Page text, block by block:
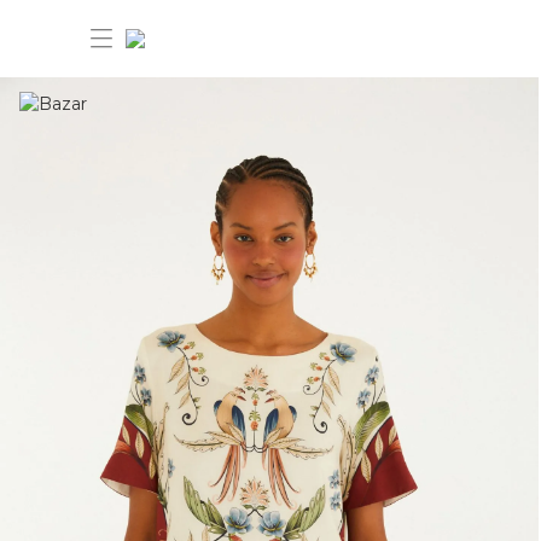
30% OFF ANIVERSÁRIO FARM
Novidades
Ver tudo
Roupas
Roupas
Bazar
FARM Etc